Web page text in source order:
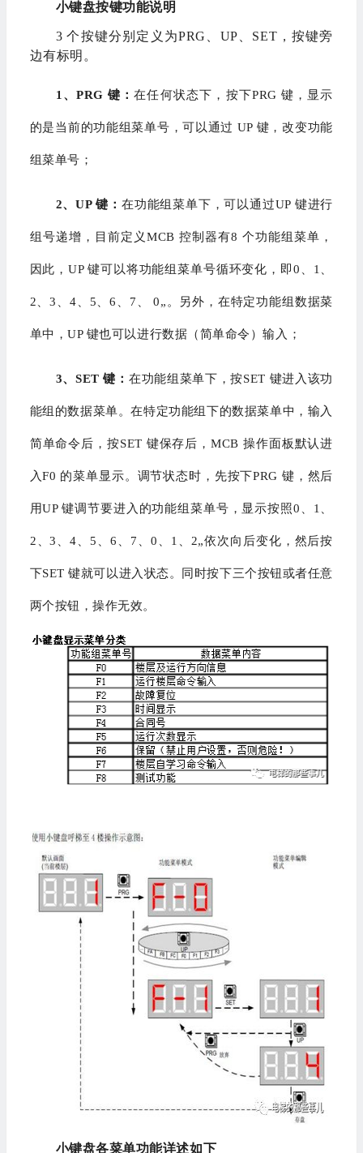
小键盘按键功能说明
3 个按键分别定义为PRG、UP、SET，按键旁
边有标明。
1、PRG 键：在任何状态下，按下PRG 键，显示
的是当前的功能组菜单号，可以通过 UP 键，改变功能
组菜单号；
2、UP 键： 在功能组菜单下，可以通过UP 键进行
组号递增，目前定义MCB 控制器有8 个功能组菜单，
因此，UP 键可以将功能组菜单号循环变化，即0、1、
2、3、4、5、6、7、 0„。另外，在特定功能组数据菜
单中，UP 键也可以进行数据（简单命令）输入；
3、SET 键： 在功能组菜单下，按SET 键进入该功
能组的数据菜单。在特定功能组下的数据菜单中，输入
简单命令后，按SET 键保存后，MCB 操作面板默认进
入F0 的菜单显示。调节状态时，先按下PRG 键，然后
用UP 键调节要进入的功能组菜单号，显示按照0、1、
2、3、4、5、6、7、0、1、2„依次向后变化，然后按
下SET 键就可以进入状态。同时按下三个按钮或者任意
两个按钮，操作无效。
小键盘各菜单功能详述如下